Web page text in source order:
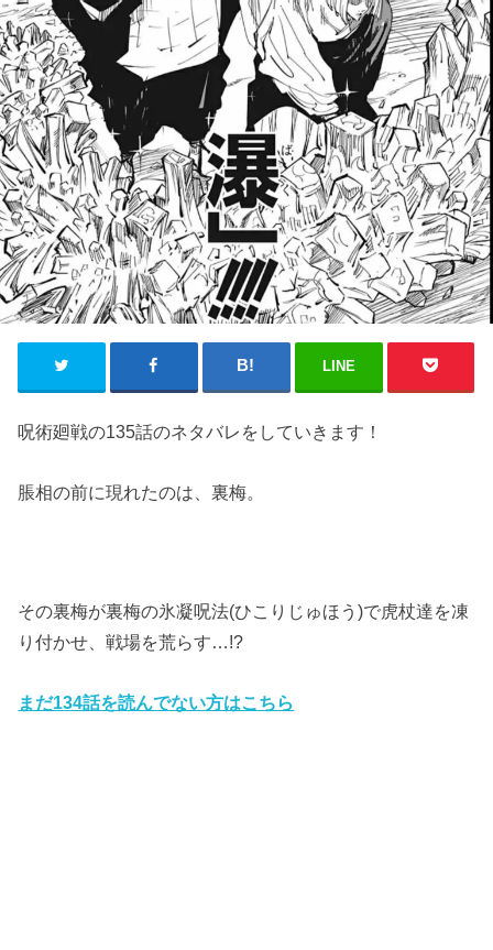
LINE
呪術廻戦の135話のネタバレをしていきます！
脹相の前に現れたのは、裏梅。
その裏梅が裏梅の氷凝呪法(ひこりじゅほう)で虎杖達を凍
り付かせ、戦場を荒らす…!?
まだ134話を読んでない方はこちら